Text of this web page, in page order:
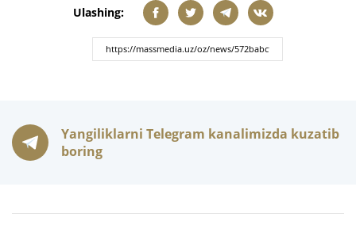
Ulashing:
Yangiliklarni Telegram kanalimizda kuzatib
boring